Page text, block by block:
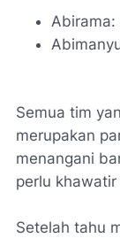
Abirama:
Semua tim
merupakan
menangani
perlu
Setelah tahu